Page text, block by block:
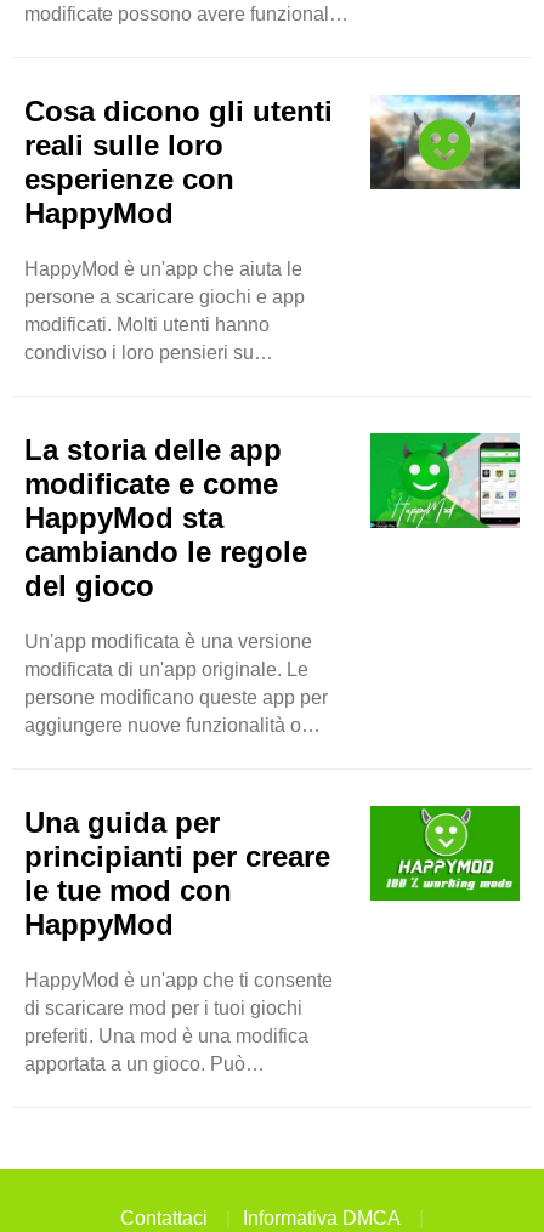
modificate possono avere funzionalità
come usare HappyMod sul tuo
computer in modo semplice. Cos'è
HappyMod? HappyMod è un app
store. Ma è diverso dagli app store
normali come Google Play o App
modificate. Queste app vengono
modificate dagli utenti. ..
Cosa dicono gli utenti
reali sulle loro
esperienze con
HappyMod
HappyMod è un'app che aiuta le
persone a scaricare giochi e app
modificati. Molti utenti hanno
condiviso i loro pensieri su
esperienze. Facile da usare Una cosa
che piace a molti utenti è la facilità
d'uso di HappyMod. Gli utenti
affermano che l'app ha un design
semplice. Non è complicata. Puoi
trovare rapidamente ciò che desideri.
Molti utenti affermano di divertirsi a
navigare tra i giochi e le app. ..
La storia delle app
modificate e come
HappyMod sta
cambiando le regole
del gioco
Un'app modificata è una versione
modificata di un'app originale. Le
persone modificano queste app per
aggiungere nuove funzionalità o
senza spendere soldi. Le app
modificate ti consentono di accedere
a tutto gratuitamente. Questo rende il
gioco più divertente. Come sono nate
le app modificate? Le app modificate
giocatori volevano salire di livello
rapidamente o sbloccare ..
Una guida per
principianti per creare
le tue mod con
HappyMod
HappyMod è un'app che ti consente
di scaricare mod per i tuoi giochi
preferiti. Una mod è una modifica
apportata a un gioco. Può
Puoi anche creare la tua mod usando
Contattaci Informativa DMCA